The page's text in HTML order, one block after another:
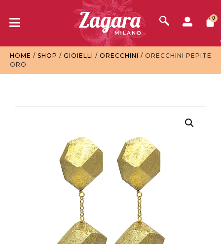
0
HOME / SHOP / GIOIELLI / ORECCHINI / ORECCHINI PEPITE
ORO